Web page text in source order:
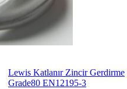
Lewis Katlanır Zincir Gerdirme
Grade80 EN12195-3